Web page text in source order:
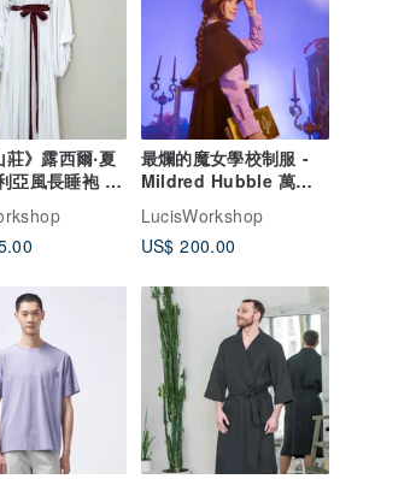
莊》露西爾‧夏
亞風長睡袍 -
飾
最爛的魔女學校制服 -
Mildred Hubble 萬聖
節角色扮演服裝
LucisWorkshop
US$ 200.00